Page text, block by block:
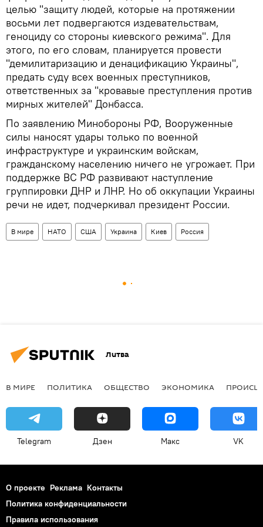
целью "защиту людей, которые на протяжении
восьми лет подвергаются издевательствам,
геноциду со стороны киевского режима". Для
этого, по его словам, планируется провести
"демилитаризацию и денацификацию Украины",
предать суду всех военных преступников,
ответственных за "кровавые преступления против
мирных жителей" Донбасса.
По заявлению Минобороны РФ, Вооруженные
силы наносят удары только по военной
инфраструктуре и украинским войскам,
гражданскому населению ничего не угрожает. При
поддержке ВС РФ развивают наступление
группировки ДНР и ЛНР. Но об оккупации Украины
речи не идет, подчеркивал президент России.
В мире НАТО США Украина Киев Россия
Литва
В МИРЕ ПОЛИТИКА ОБЩЕСТВО ЭКОНОМИКА
Telegram Дзен Макс VK
О проекте Реклама Контакты
Политика конфиденциальности
Правила использования